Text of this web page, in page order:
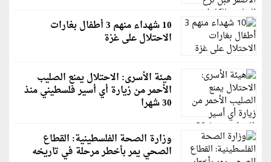
10 شهداء منهم 3 أطفال بغارات
الاحتلال على غزة
هيئة الأسرى: الاحتلال يمنع الصليب
الأحمر من زيارة أي أسير فلسطيني منذ
30 شهرا
وزارة الصحة الفلسطينية: القطاع
الصحي يمر بأخطر مرحلة في تاريخه